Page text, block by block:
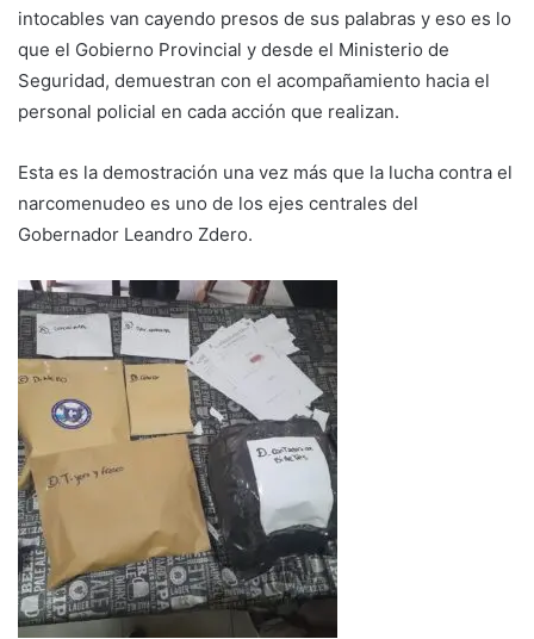
intocables van cayendo presos de sus palabras y eso es lo
que el Gobierno Provincial y desde el Ministerio de
Seguridad, demuestran con el acompañamiento hacia el
personal policial en cada acción que realizan.
Esta es la demostración una vez más que la lucha contra el
narcomenudeo es uno de los ejes centrales del
Gobernador Leandro Zdero.